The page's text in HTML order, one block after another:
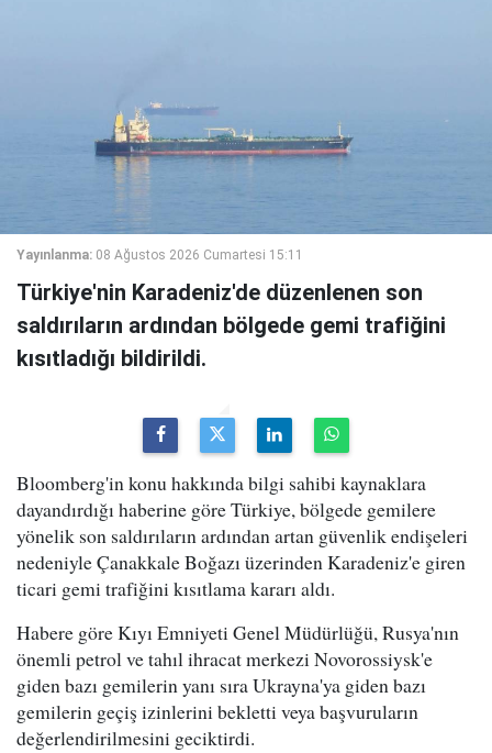
Yayınlanma: 08 Ağustos 2026 Cumartesi 15:11
Türkiye'nin Karadeniz'de düzenlenen son
saldırıların ardından bölgede gemi trafiğini
kısıtladığı bildirildi.
Bloomberg'in konu hakkında bilgi sahibi kaynaklara
dayandırdığı haberine göre Türkiye, bölgede gemilere
yönelik son saldırıların ardından artan güvenlik endişeleri
nedeniyle Çanakkale Boğazı üzerinden Karadeniz'e giren
ticari gemi trafiğini kısıtlama kararı aldı.
Habere göre Kıyı Emniyeti Genel Müdürlüğü, Rusya'nın
önemli petrol ve tahıl ihracat merkezi Novorossiysk'e
giden bazı gemilerin yanı sıra Ukrayna'ya giden bazı
gemilerin geçiş izinlerini bekletti veya başvuruların
değerlendirilmesini geciktirdi.